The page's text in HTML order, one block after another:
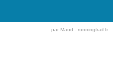
par Maud - runningtrail.fr